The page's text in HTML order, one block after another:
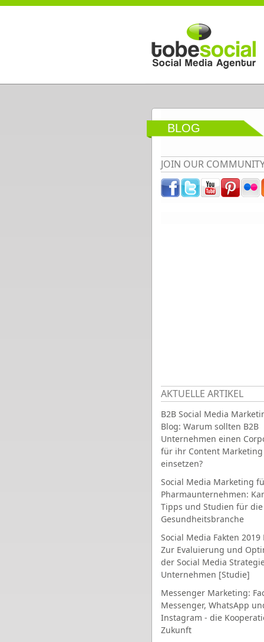
Direkt zum Inhalt
BLOG
JOIN OUR
AKTUELLE ARTIKEL
B2B Social Media
Blog: Warum sollten B2B
Unternehmen einen
für ihr Content Marketing
einsetzen?
Social Media Marketing
Pharmaunternehmen:
Tipps und Studien für die
Gesundheitsbranche
Social Media Fakten 2019
Zur Evaluierung und
der Social Media
Unternehmen [Studie]
Messenger Marketing:
Messenger, WhatsApp
Instagram - die
Zukunft